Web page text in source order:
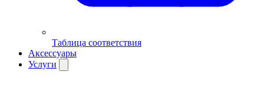
Таблица соответствия
Аксессуары
Услуги